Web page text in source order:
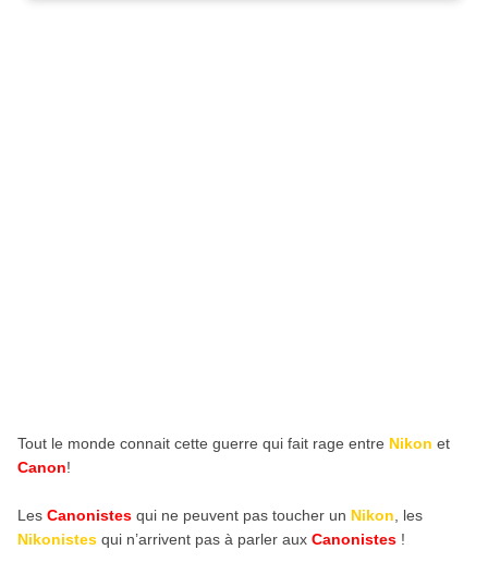
Tout le monde connait cette guerre qui fait rage entre Nikon et
Canon!
Les Canonistesqui ne peuvent pas toucher un Nikon , les
Nikonistesqui n’arrivent pas à parler aux Canonistes !